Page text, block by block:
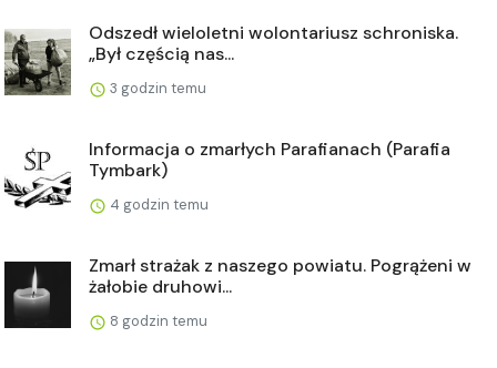
Odszedł wieloletni wolontariusz schroniska.
„Był częścią nas...
3 godzin temu
Informacja o zmarłych Parafianach (Parafia
Tymbark)
4 godzin temu
Zmarł strażak z naszego powiatu. Pogrążeni w
żałobie druhowi...
8 godzin temu